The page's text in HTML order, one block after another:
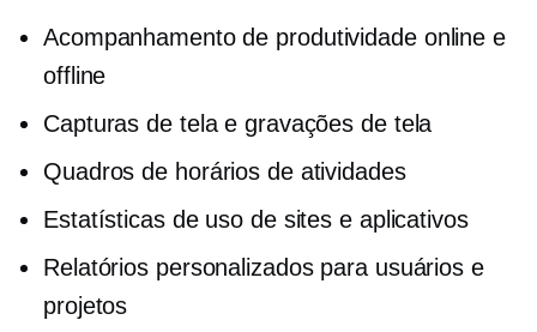
Acompanhamento de produtividade online e
offline
Capturas de tela e gravações de tela
Quadros de horários de atividades
Estatísticas de uso de sites e aplicativos
Relatórios personalizados para usuários e
projetos